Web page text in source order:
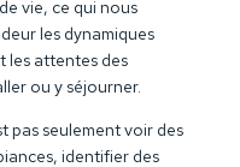
vie, ce qui nous
les dynamiques
les attentes des
ou y séjourner.
pas seulement voir des
identifier des